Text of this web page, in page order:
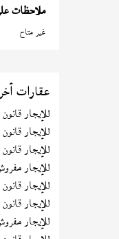
ملاحظات
غير متاح
عقارات
للإيجار
للإيجار
للإيجار
للإيجار
للإيجار
للإيجار
للإيجار